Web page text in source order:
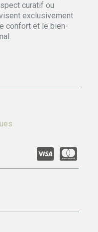
curatif ou
exclusivement
confort et le bien-